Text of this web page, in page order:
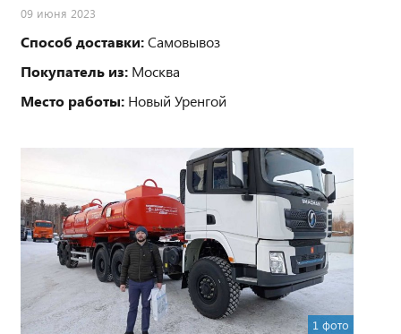
09 июня 2023
Способ доставки:Самовывоз
Покупатель из: Москва
Место работы: Новый Уренгой
1 фото